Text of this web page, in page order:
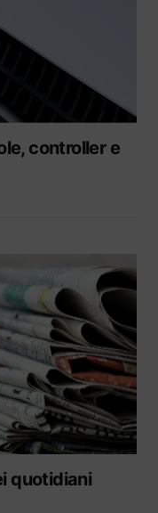
controller e
quotidiani